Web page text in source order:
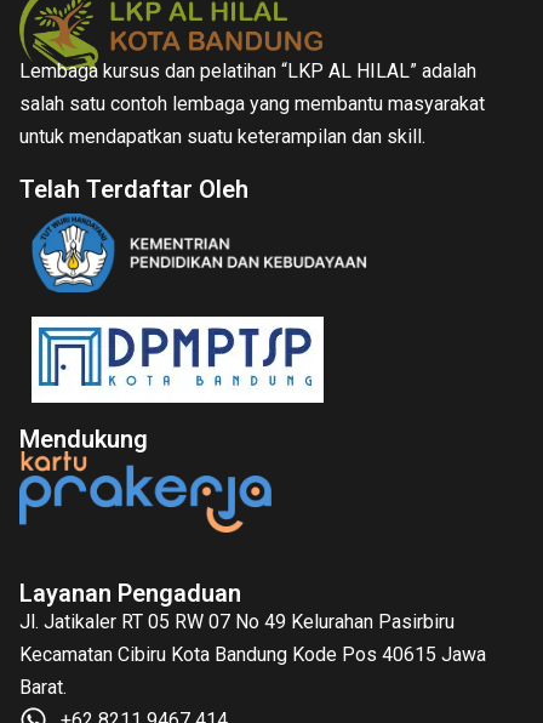
Lembaga kursus dan pelatihan “LKP AL HILAL” adalah
salah satu contoh lembaga yang membantu masyarakat
untuk mendapatkan suatu keterampilan dan skill.
Telah Terdaftar Oleh
Mendukung
Layanan Pengaduan
Jl. Jatikaler RT 05 RW 07 No 49 Kelurahan Pasirbiru
Kecamatan Cibiru Kota Bandung Kode Pos 40615 Jawa
Barat.